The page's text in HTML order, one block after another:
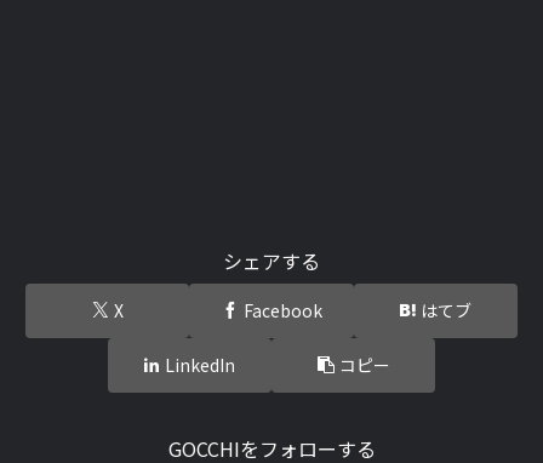
シェアする
X Facebook はてブ
LinkedIn コピー
GOCCHIをフォローする